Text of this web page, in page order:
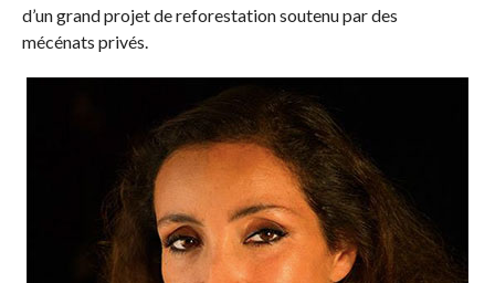
d’un grand projet de reforestation soutenu par des
mécénats privés.